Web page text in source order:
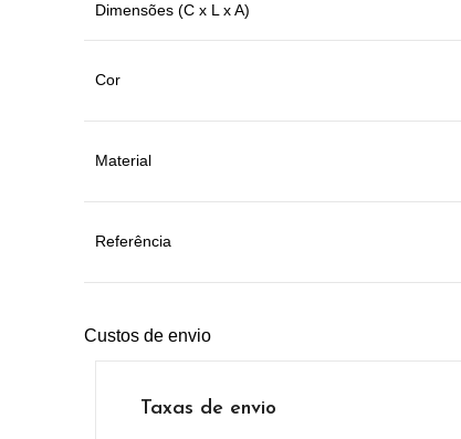
Dimensões (C x L x A)
Cor
Material
Referência
Custos de envio
Taxas de envio